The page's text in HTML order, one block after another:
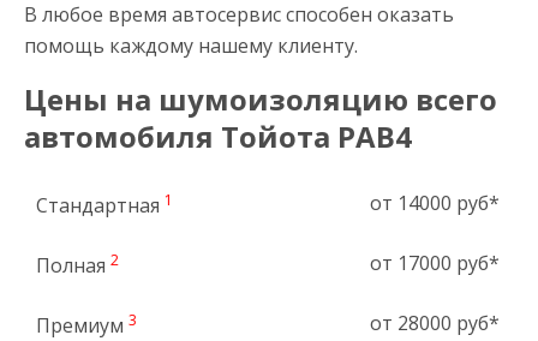
В любое время автосервис способен оказать
помощь каждому нашему клиенту.
Цены на шумоизоляцию всего
автомобиля Тойота РАВ4
Стандартная 1 от 14000 руб*
Полная 2 от 17000 руб*
Премиум 3 от 28000 руб*